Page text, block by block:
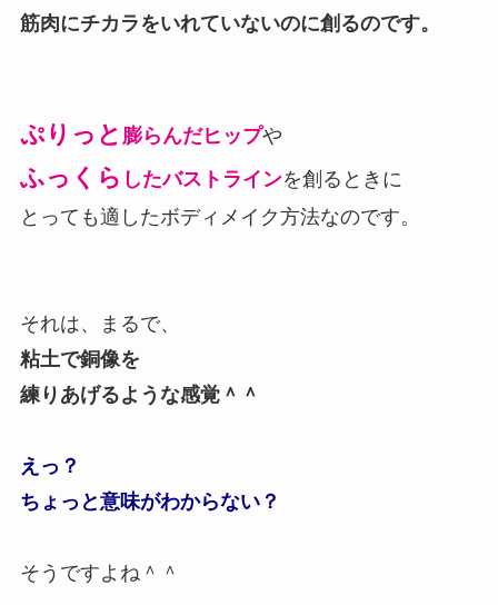
筋肉にチカラをいれていないのに創るのです。
ぷりっと 膨らんだヒップや
ふっくら したバストラインを創るときに
とっても適したボディメイク方法なのです。
それは、まるで、
粘土で銅像を
練りあげるような感覚＾＾
えっ？
ちょっと意味がわからない？
そうですよね＾＾